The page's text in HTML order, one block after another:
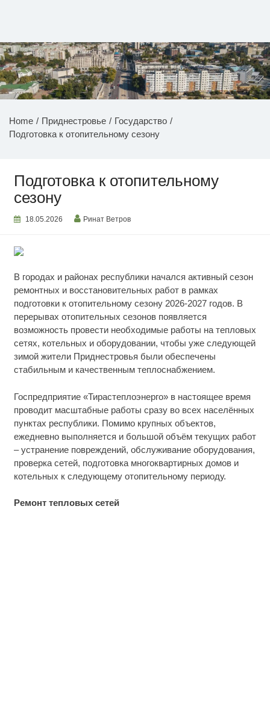
НОВОСТИ ПРИДНЕСТРОВЬЯ
Home Приднестровье
Государство
Подготовка к отопительному сезону
Подготовка к отопительному
сезону
18.05.2026 Ринат Ветров
В городах и районах республики начался активный сезон
ремонтных и восстановительных работ в рамках
подготовки к отопительному сезону 2026-2027 годов. В
перерывах отопительных сезонов появляется
возможность провести необходимые работы на тепловых
сетях, котельных и оборудовании, чтобы уже следующей
зимой жители Приднестровья были обеспечены
стабильным и качественным теплоснабжением.
Госпредприятие «Тирастеплоэнерго» в настоящее время
проводит масштабные работы сразу во всех населённых
пунктах республики. Помимо крупных объектов,
ежедневно выполняется и большой объём текущих работ
– устранение повреждений, обслуживание оборудования,
проверка сетей, подготовка многоквартирных домов и
котельных к следующему отопительному периоду.
Ремонт тепловых сетей